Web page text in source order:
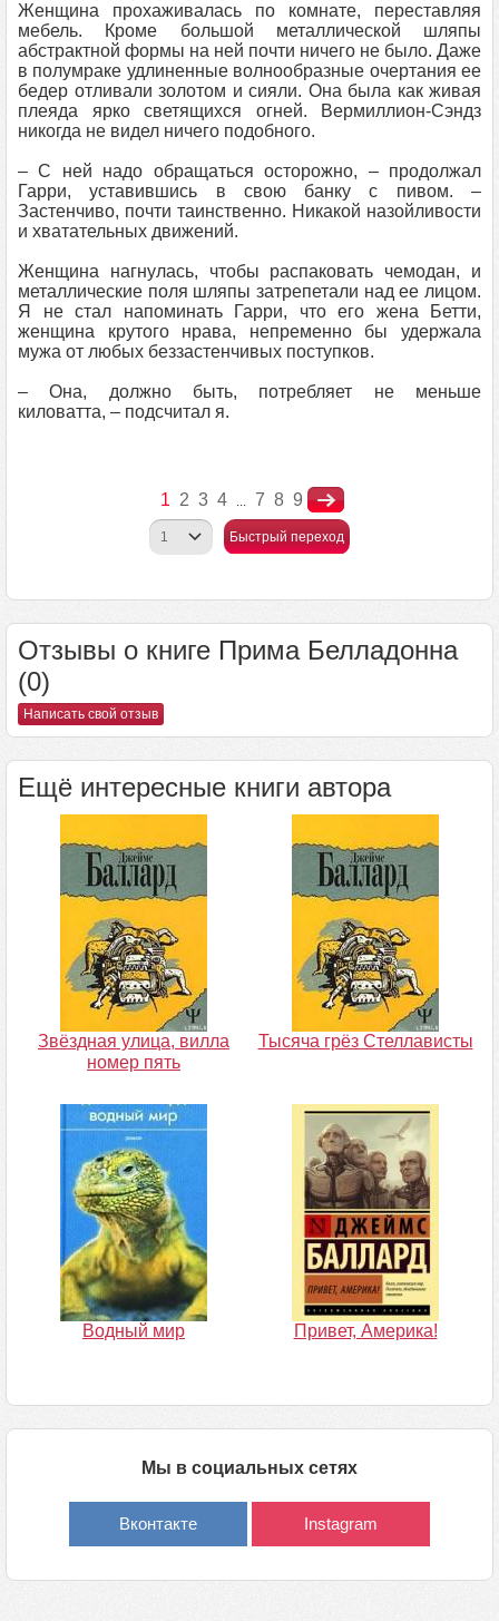
Женщина прохаживалась по комнате, переставляя
мебель. Кроме большой металлической шляпы
абстрактной формы на ней почти ничего не было. Даже
в полумраке удлиненные волнообразные очертания ее
бедер отливали золотом и сияли. Она была как живая
плеяда ярко светящихся огней. Вермиллион-Сэндз
никогда не видел ничего подобного.
– С ней надо обращаться осторожно, – продолжал
Гарри, уставившись в свою банку с пивом. –
Застенчиво, почти таинственно. Никакой назойливости
и хватательных движений.
Женщина нагнулась, чтобы распаковать чемодан, и
металлические поля шляпы затрепетали над ее лицом.
Я не стал напоминать Гарри, что его жена Бетти,
женщина крутого нрава, непременно бы удержала
мужа от любых беззастенчивых поступков.
– Она, должно быть, потребляет не меньше
киловатта, – подсчитал я.
1 2 3 4 ... 7 8 9
Быстрый переход
Отзывы о книге Прима Белладонна
(0)
Написать свой отзыв
Ещё интересные книги автора
Звёздная улица, вилла
номер пять
Тысяча грёз Стеллависты
Водный мир Привет, Америка!
Мы в социальных сетях
Вконтакте Instagram